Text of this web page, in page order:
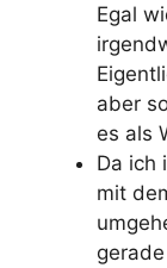
Egal
aber
es als
Da ich
mit